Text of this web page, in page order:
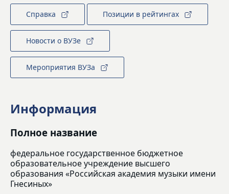
Справка Позиции в рейтингах
Новости о ВУЗе
Мероприятия ВУЗа
Информация
Полное название
федеральное государственное бюджетное
образовательное учреждение высшего
образования «Российская академия музыки имени
Гнесиных»